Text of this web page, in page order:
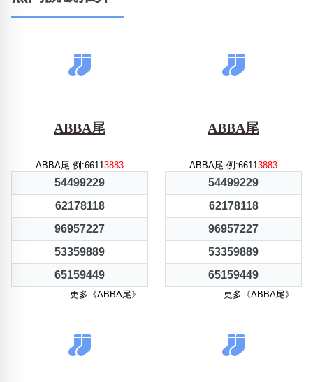
ABBA尾
ABBA尾 例:66113883
54499229
62178118
96957227
53359889
65159449
更多《ABBA尾》..
ABBA尾
ABBA尾 例:66113883
54499229
62178118
96957227
53359889
65159449
更多《ABBA尾》..